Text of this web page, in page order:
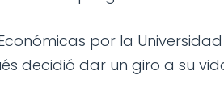
por la
decidió dar un giro a su